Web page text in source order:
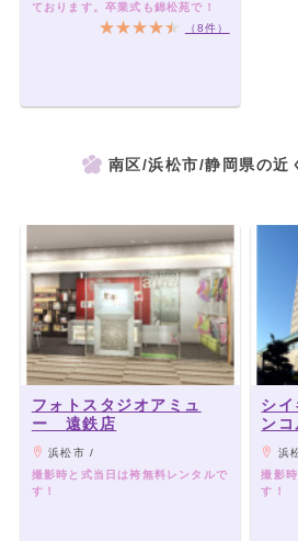
ております。卒業式も錦松苑で！
（8件）
南区/浜松市/静岡県の近
フォトスタジオアミュ
ー 遠鉄店
浜松市 /
撮影時と式当日は袴無料レンタルで
す！
シ
ン
浜
撮影
す！